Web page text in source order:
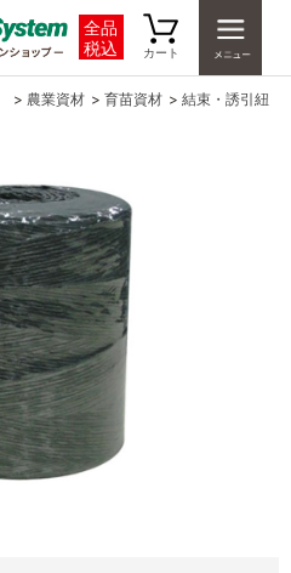
全品
税込
カート
> 農業資材 > 育苗資材 > 結束・誘引紐